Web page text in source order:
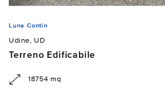
Luna Contin
Udine, UD
Terreno Edificabile
18754 mq